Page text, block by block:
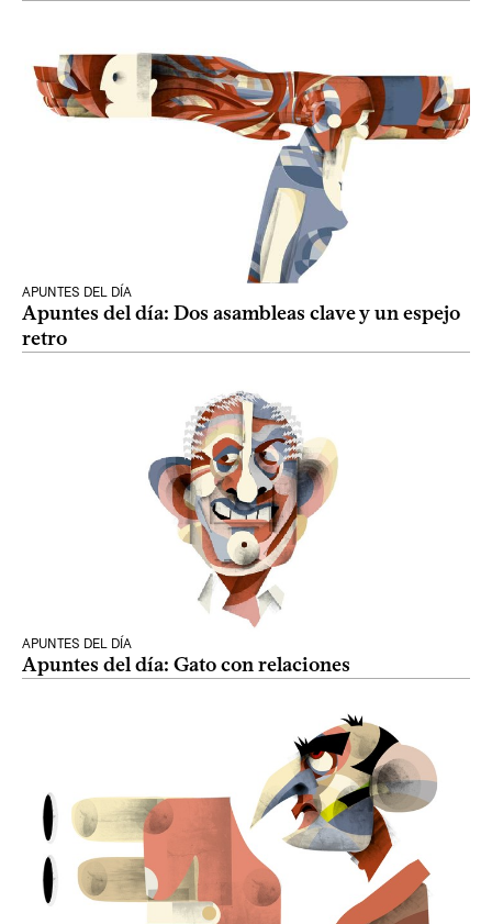
APUNTES DEL DÍA
Apuntes del día: Dos asambleas clave y un espejo
retro
APUNTES DEL DÍA
Apuntes del día: Gato con relaciones